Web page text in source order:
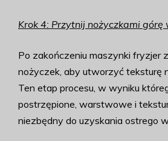
Krok 4: Przytnij nożyczkami górę
Po zakończeniu maszynki fryzjer
nożyczek, aby utworzyć teksturę
Ten etap procesu, w wyniku
postrzępione, warstwowe i
niezbędny do uzyskania ostrego